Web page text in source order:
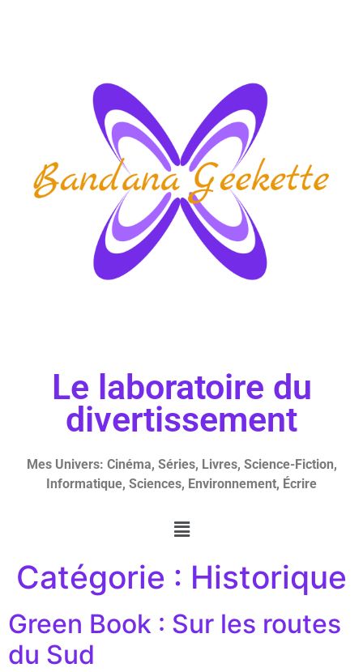
Le laboratoire du
divertissement
Mes Univers: Cinéma, Séries, Livres, Science-Fiction,
Informatique, Sciences, Environnement, Écrire
Catégorie : Historique
Green Book : Sur les routes
du Sud